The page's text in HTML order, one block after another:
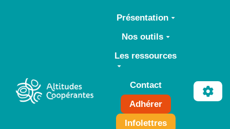
Aller au contenu principal
Présentation
Nos outils
Les ressources
Contact
Adhérer
Infolettres